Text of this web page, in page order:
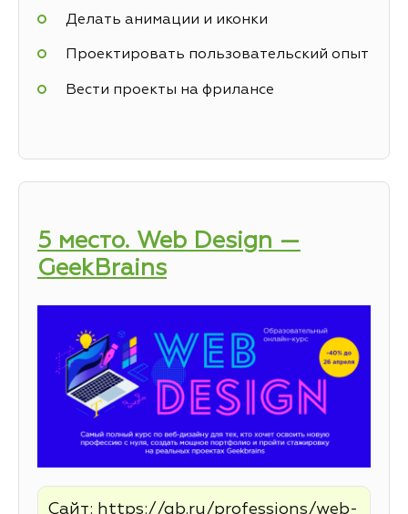
Делать анимации и иконки
Проектировать пользовательский опыт
Вести проекты на фрилансе
5 место. Web Design —
GeekBrains
Сайт: https://gb.ru/professions/web-